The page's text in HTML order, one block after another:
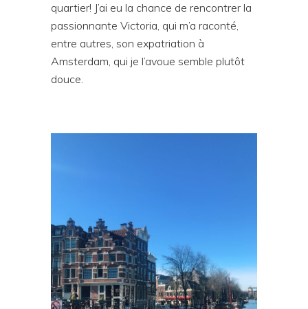
quartier! J’ai eu la chance de rencontrer la
passionnante Victoria, qui m’a raconté,
entre autres, son expatriation à
Amsterdam, qui je l’avoue semble plutôt
douce.